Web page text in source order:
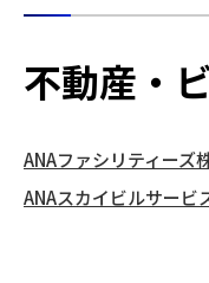
不動産・
ANAファシリティーズ
ANAスカイビルサービ